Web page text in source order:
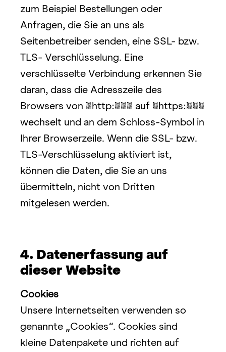
zum Beispiel Bestellungen oder
Anfragen, die Sie an uns als
Seitenbetreiber senden, eine SSL- bzw.
TLS- Verschlüsselung. Eine
verschlüsselte Verbindung erkennen Sie
daran, dass die Adresszeile des
Browsers von „http://“ auf „https://“
wechselt und an dem Schloss-Symbol in
Ihrer Browserzeile. Wenn die SSL- bzw.
TLS-Verschlüsselung aktiviert ist,
können die Daten, die Sie an uns
übermitteln, nicht von Dritten
mitgelesen werden.
4. Datenerfassung auf
dieser Website
Cookies
Unsere Internetseiten verwenden so
genannte „Cookies“. Cookies sind
kleine Datenpakete und richten auf